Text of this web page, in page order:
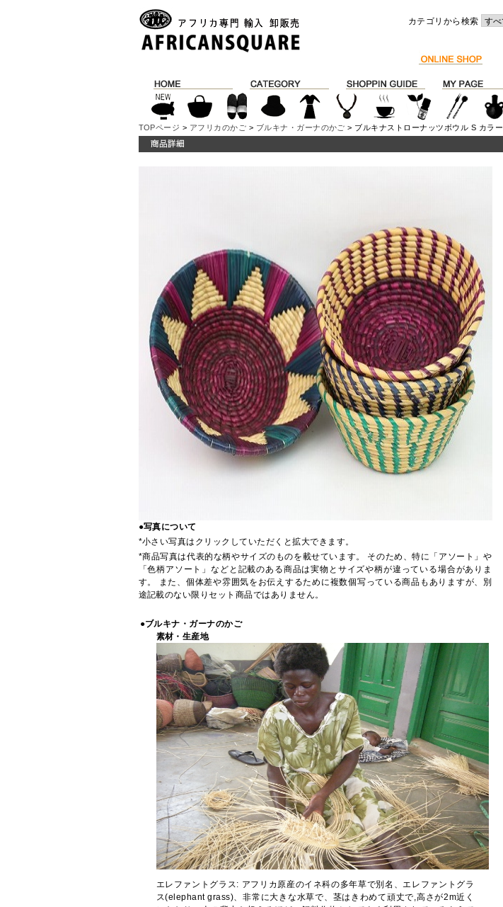
カテゴリから検索
TOPページ > アフリカのかご > ブルキナ・ガーナのかご > ブルキナストローナッツボウル S カラー
●写真について
*小さい写真はクリックしていただくと拡大できます。
*商品写真は代表的な柄やサイズのものを載せています。 そのため、特に「アソート」や
「色柄アソート」などと記載のある商品は実物とサイズや柄が違っている場合がありま
す。 また、個体差や雰囲気をお伝えするために複数個写っている商品もありますが、別
途記載のない限りセット商品ではありません。
●ブルキナ・ガーナのかご
素材・生産地
エレファントグラス: アフリカ原産のイネ科の多年草で別名、エレファントグラ
ス(elephant grass)、非常に大きな水草で、茎はきわめて頑丈で,高さが2m近く